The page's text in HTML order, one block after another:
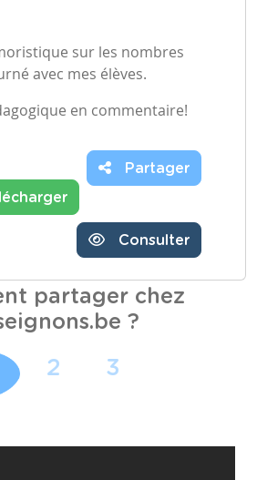
sur les nombres
avec mes élèves.
en commentaire!
Partager
Consulter
partager chez
?
2 3